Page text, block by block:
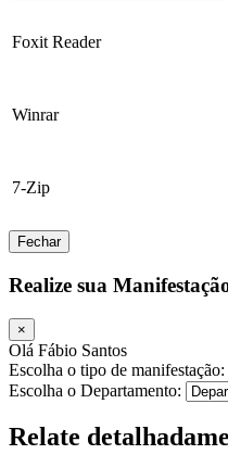
Foxit Reader
Winrar
7-Zip
Fechar
Realize sua
×
Olá Fábio Santos
Escolha o tipo de manifestação:
Escolha o Departamento:
Relate